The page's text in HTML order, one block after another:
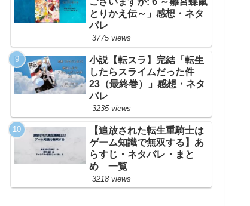
とりかえ伝～」感想・ネタ
バレ
3775 views
小説【転スラ】完結「転生
したらスライムだった件
23（最終巻）」感想・ネタ
バレ
3235 views
【追放された転生重騎士は
ゲーム知識で無双する】あ
らすじ・ネタバレ・まと
め 一覧
3218 views